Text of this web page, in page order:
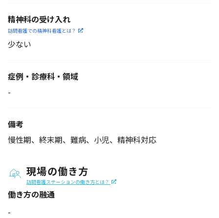
精神科の受け入れ
訪問看護での精神科看護とは？
少ない
症例・診療科・ 領域
-
備考
慢性期、終末期、難病、小児、精神科対応
現場の働き方
訪問看護ステーションの働き方とは？
働き方の融通
-